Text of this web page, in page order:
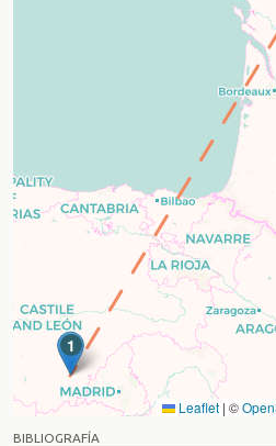
1
Leaflet | ©
BIBLIOGRAFÍA